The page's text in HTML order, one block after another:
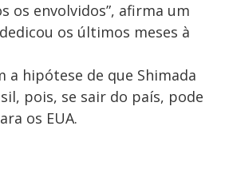
os envolvidos”, afirma um
os últimos meses à
a hipótese de que Shimada
pois, se sair do país, pode
os EUA.